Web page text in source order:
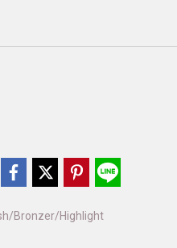
Bronzer/Highlight